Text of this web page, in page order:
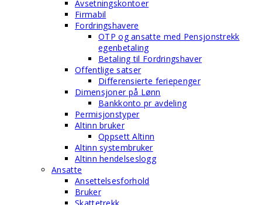
Avsetningskontoer
Firmabil
Fordringshavere
OTP og ansatte med Pensjonstrekk
egenbetaling
Betaling til Fordringshaver
Offentlige satser
Differensierte feriepenger
Dimensjoner på Lønn
Bankkonto pr avdeling
Permisjonstyper
Altinn bruker
Oppsett Altinn
Altinn systembruker
Altinn hendelseslogg
Ansatte
Ansettelsesforhold
Bruker